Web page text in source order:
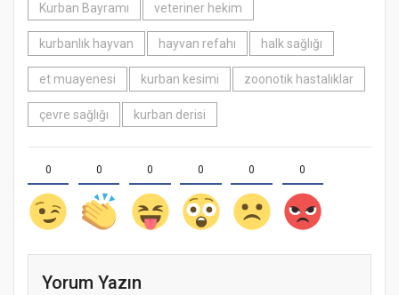
Kurban Bayramı
veteriner hekim
kurbanlık hayvan hayvan refahı halk sağlığı
et muayenesi kurban kesimi zoonotik hastalıklar
çevre sağlığı kurban derisi
0 0 0 0 0 0
Yorum Yazın